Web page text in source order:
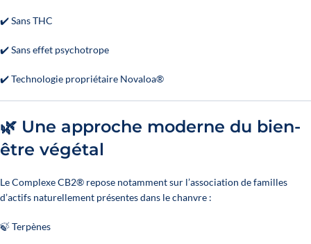
✔️ Sans THC
✔️ Sans effet psychotrope
✔️ Technologie propriétaire Novaloa®
🌿 Une approche moderne du bien-
être végétal
Le Complexe CB2® repose notamment sur l’association de familles
d’actifs naturellement présentes dans le chanvre :
🍃 Terpènes